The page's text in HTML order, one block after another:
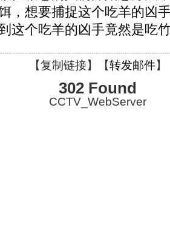
，想要捕捉这个吃羊的凶
这个吃羊的凶手竟然是吃
【复制链接】【转发邮件】
302 Found
CCTV_WebServer